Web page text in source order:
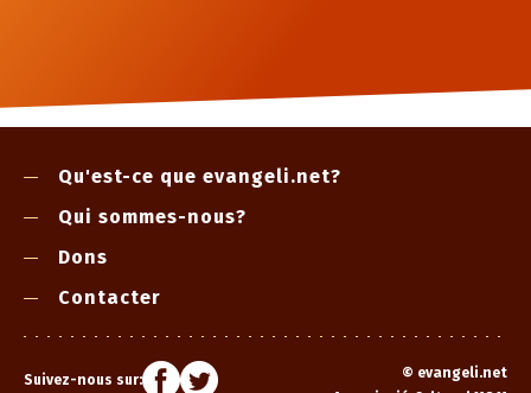
Qu'est-ce que evangeli.net?
Qui sommes-nous?
Dons
Contacter
Suivez-nous sur: © evangeli.net